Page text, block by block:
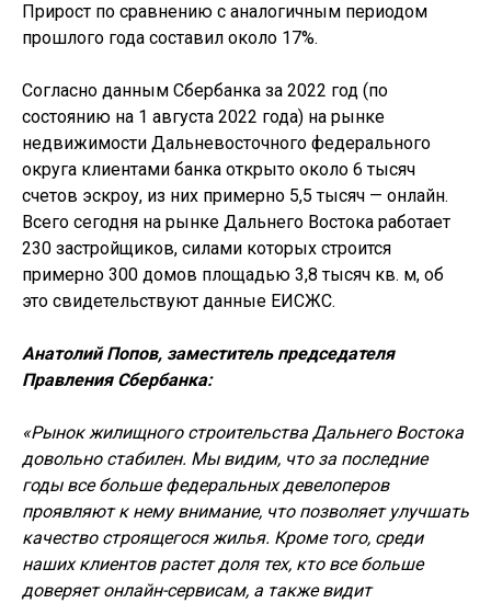
Прирост по сравнению с аналогичным периодом
прошлого года составил около 17%.
Согласно данным Сбербанка за 2022 год (по
состоянию на 1 августа 2022 года) на рынке
недвижимости Дальневосточного федерального
округа клиентами банка открыто около 6 тысяч
счетов эскроу, из них примерно 5,5 тысяч — онлайн.
Всего сегодня на рынке Дальнего Востока работает
230 застройщиков, силами которых строится
примерно 300 домов площадью 3,8 тысяч кв. м, об
это свидетельствуют данные ЕИСЖС.
Анатолий Попов, заместитель председателя
Правления Сбербанка:
«Рынок жилищного строительства Дальнего Востока
довольно стабилен. Мы видим, что за последние
годы все больше федеральных девелоперов
проявляют к нему внимание, что позволяет улучшать
качество строящегося жилья. Кроме того, среди
наших клиентов растет доля тех, кто все больше
доверяет онлайн-сервисам, а также видит